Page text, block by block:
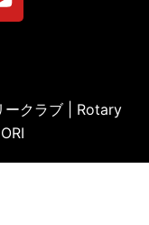
クラブ | Rotary